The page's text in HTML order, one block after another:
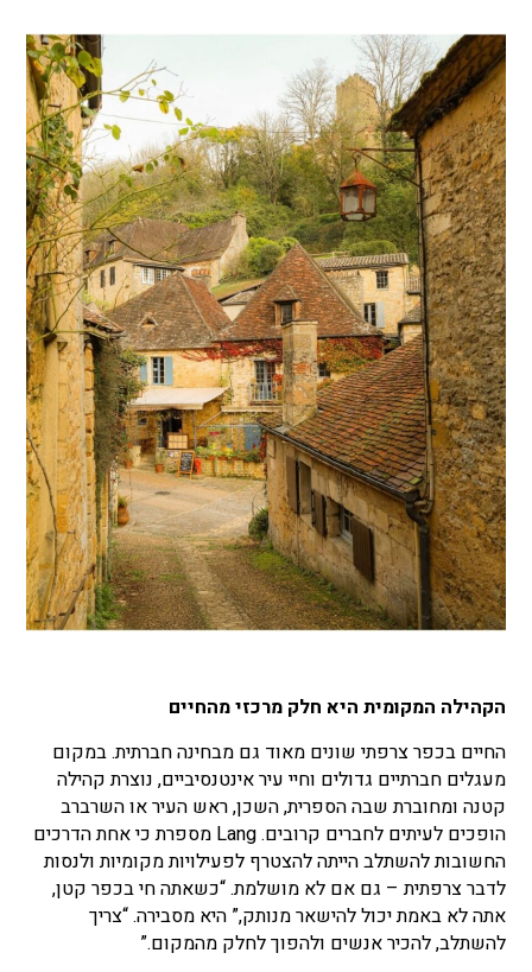
הקהילה המקומית היא חלק מרכזי מהחיים
החיים בכפר צרפתי שונים מאוד גם מבחינה חברתית. במקום
מעגלים חברתיים גדולים וחיי עיר אינטנסיביים, נוצרת קהילה
קטנה ומחוברת שבה הספרית, השכן, ראש העיר או השרברב
הופכים לעיתים לחברים קרובים. Lang מספרת כי אחת הדרכים
החשובות להשתלב הייתה להצטרף לפעילויות מקומיות ולנסות
לדבר צרפתית – גם אם לא מושלמת. “כשאתה חי בכפר קטן,
אתה לא באמת יכול להישאר מנותק,” היא מסבירה. “צריך
להשתלב, להכיר אנשים ולהפוך לחלק מהמקום.”